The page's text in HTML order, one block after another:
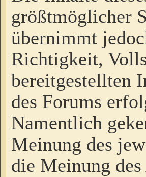
größtmöglicher
übernimmt
Richtigkeit,
bereitgestellten
des Forums
Namentlich
Meinung des
die Meinung